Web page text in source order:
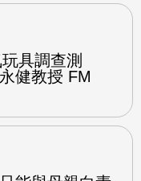
具調查測
健教授 FM